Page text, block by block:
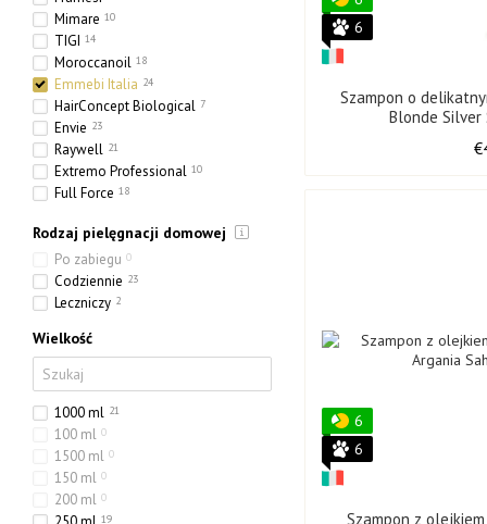
6
Szampon o
Blonde Silver
6
6
Szampon z
Mimare 10
TIGI 14
Moroccanoil 18
Emmebi Italia 24
HairConcept Biological 7
Envie 23
Raywell 21
Extremo Professional 10
Full Force 18
Rodzaj pielęgnacji domowej
Po zabiegu 0
Codziennie 23
Leczniczy 2
Wielkość
1000 ml 21
100 ml 0
1500 ml 0
150 ml 0
200 ml 0
19